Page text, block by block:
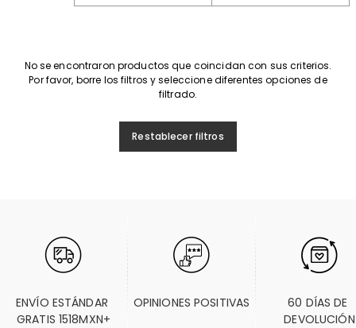
No se encontraron productos que coincidan con sus criterios.
Por favor, borre los filtros y seleccione diferentes opciones de
filtrado.
Restablecer filtros
ENVÍO ESTÁNDAR
GRATIS 1518MXN+
OPINIONES POSITIVAS
60 DÍAS DE
DEVOLUCIÓN